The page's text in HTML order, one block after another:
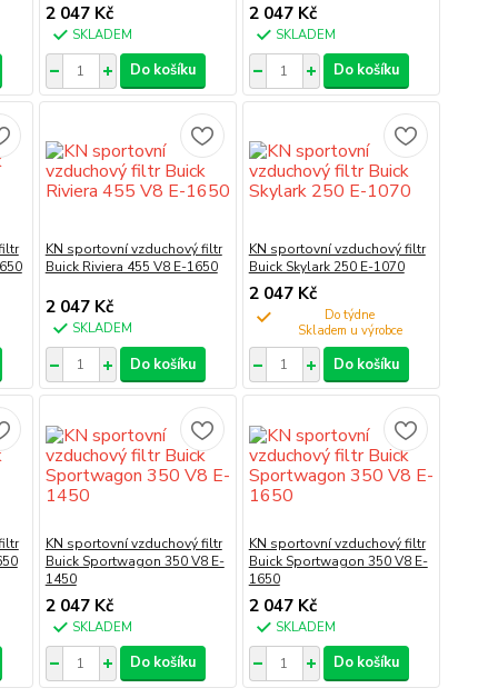
2 047 Kč
SKLADEM
Do košíku
2 047 Kč
SKLADEM
Do košíku
KN sportovní vzduchový filtr
Buick Riviera 455 V8 E-1650
2 047 Kč
SKLADEM
Do košíku
KN sportovní vzduchový filtr
Buick Skylark 250 E-1070
2 047 Kč
Do týdne
Do košíku
KN sportovní vzduchový filtr
Buick Sportwagon 350 V8 E-
1450
2 047 Kč
SKLADEM
Do košíku
KN sportovní vzduchový filtr
Buick Sportwagon 350 V8 E-
1650
2 047 Kč
SKLADEM
Do košíku